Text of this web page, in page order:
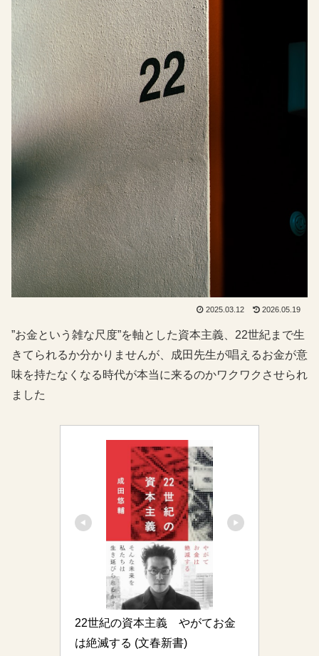
2025.03.12 2026.05.19
”お金という雑な尺度”を軸とした資本主義、22世紀まで生
きてられるか分かりませんが、成田先生が唱えるお金が意
味を持たなくなる時代が本当に来るのかワクワクさせられ
ました
22世紀の資本主義　やがてお金
は絶滅する (文春新書)